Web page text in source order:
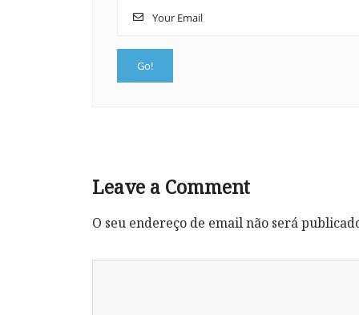
Leave a Comment
O seu endereço de email não será